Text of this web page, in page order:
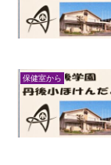
保健室から